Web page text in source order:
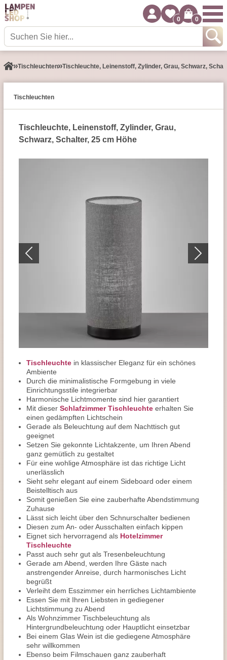
0 0
Tisch­leuchten Tischleuchte, Leinenstoff, Zylinder, Grau, Schwarz,
Tisch­leuchten
Tischleuchte, Leinenstoff, Zylinder, Grau,
Schwarz, Schalter, 25 cm Höhe
Tischleuchte in klassischer Eleganz für ein schönes
Ambiente
Durch die minimalistische Formgebung in viele
Einrichtungsstile integrierbar
Harmonische Lichtmomente sind hier garantiert
Mit dieser Schlafzimmer Tischleuchte erhalten Sie
einen gedämpften Lichtschein
Gerade als Beleuchtung auf dem Nachttisch gut
geeignet
Setzen Sie gekonnte Lichtakzente, um Ihren Abend
ganz gemütlich zu gestaltet
Für eine wohlige Atmosphäre ist das richtige Licht
unerlässlich
Sieht sehr elegant auf einem Sideboard oder einem
Beistelltisch aus
Somit genießen Sie eine zauberhafte Abendstimmung
Zuhause
Lässt sich leicht über den Schnurschalter bedienen
Diesen zum An- oder Ausschalten einfach kippen
Eignet sich hervorragend als Hotelzimmer
Tischleuchte
Passt auch sehr gut als Tresenbeleuchtung
Gerade am Abend, werden Ihre Gäste nach
anstrengender Anreise, durch harmonisches Licht
begrüßt
Verleiht dem Esszimmer ein herrliches Lichtambiente
Essen Sie mit Ihren Liebsten in gediegener
Lichtstimmung zu Abend
Als Wohnzimmer Tischbeleuchtung als
Hintergrundbeleuchtung oder Hauptlicht einsetzbar
Bei einem Glas Wein ist die gediegene Atmosphäre
sehr willkommen
Ebenso beim Filmschauen ganz zauberhaft